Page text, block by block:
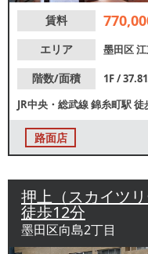
賃料
エリア
墨田区
階数/面積
1F /
JR中央・総武線錦糸町駅徒
路面店
押上（スカイツ
徒歩12分
墨田区向島2丁目